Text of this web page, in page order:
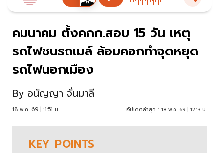
คมนาคม ตั้งคกก.สอบ 15 วัน เหตุ
รถไฟชนรถเมล์ ล้อมคอกทำจุดหยุด
รถไฟนอกเมือง
By อนัญญา จั่นมาลี
18 พ.ค. 69 | 11:51 น. อัปเดตล่าสุด : 18 พ.ค. 69 | 12:13 น.
KEY POINTS